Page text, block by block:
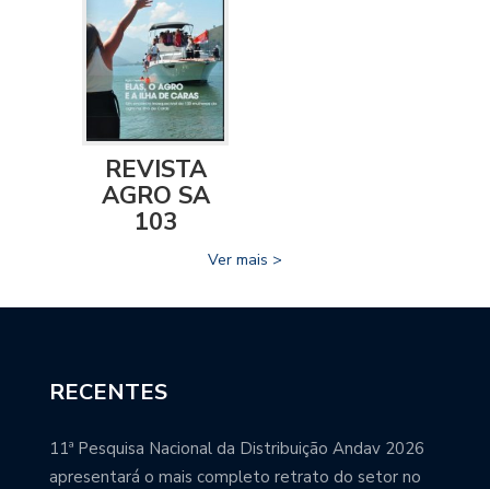
REVISTA
AGRO SA
103
Ver mais >
RECENTES
11ª Pesquisa Nacional da Distribuição Andav 2026
apresentará o mais completo retrato do setor no